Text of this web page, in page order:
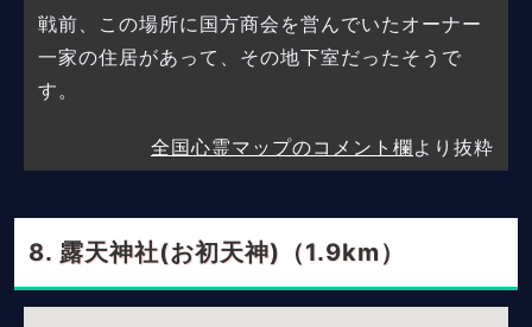
戦前、この場所に国方商会を営んでいたオーナー
一家の住居があって、その地下室だったそうで
す。
全国心霊マップのコメント欄より抜粋
露天神社(お初天神)（1.9km）